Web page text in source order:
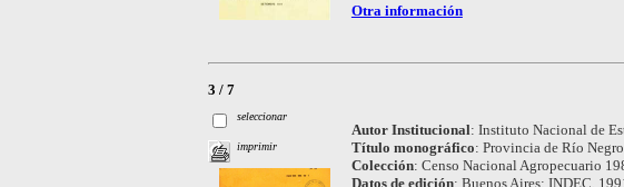
Otra información
3 / 7
seleccionar
imprimir
Autor Institucional: Instituto Nacional de
Título monográfico: Provincia de Río
Colección: Censo Nacional Agropecuario
Datos de edición: Buenos Aires: INDEC,